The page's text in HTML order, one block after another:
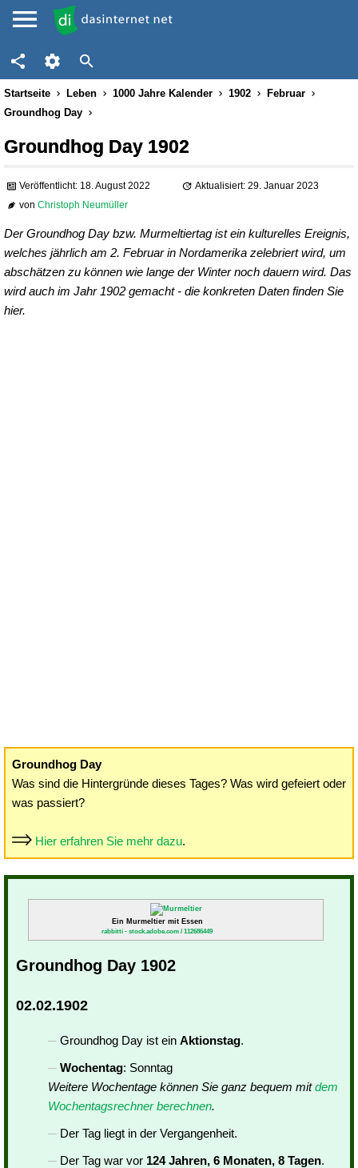
Startseite Leben 1000 Jahre Kalender 1902
Februar
Groundhog Day
Groundhog Day 1902
Veröffentlicht: 18. August 2022
Aktualisiert: 29. Januar 2023
vonChristoph Neumüller
Der Groundhog Day bzw. Murmeltiertag ist ein kulturelles Ereignis,
welches jährlich am 2. Februar in Nordamerika zelebriert wird, um
abschätzen zu können wie lange der Winter noch dauern wird. Das
wird auch im Jahr 1902 gemacht - die konkreten Daten finden Sie
hier.
Groundhog Day
Was sind die Hintergründe dieses Tages? Was wird gefeiert oder
was passiert?
Hier erfahren Sie mehr dazu.
Ein Murmeltier mit Essen
rabbitti - stock.adobe.com / 112686449
Groundhog Day 1902
02.02.1902
Groundhog Day ist ein Aktionstag.
Wochentag: Sonntag
Weitere Wochentage können Sie ganz bequem mitdem
Wochentagsrechner berechnen.
Der Tag liegt in der Vergangenheit.
Der Tag war vor 124 Jahren, 6 Monaten, 8 Tagen.